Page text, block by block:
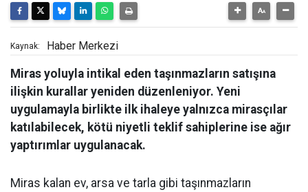
Kaynak: Haber Merkezi
Miras yoluyla intikal eden taşınmazların satışına
ilişkin kurallar yeniden düzenleniyor. Yeni
uygulamayla birlikte ilk ihaleye yalnızca mirasçılar
katılabilecek, kötü niyetli teklif sahiplerine ise ağır
yaptırımlar uygulanacak.
Miras kalan ev, arsa ve tarla gibi taşınmazların